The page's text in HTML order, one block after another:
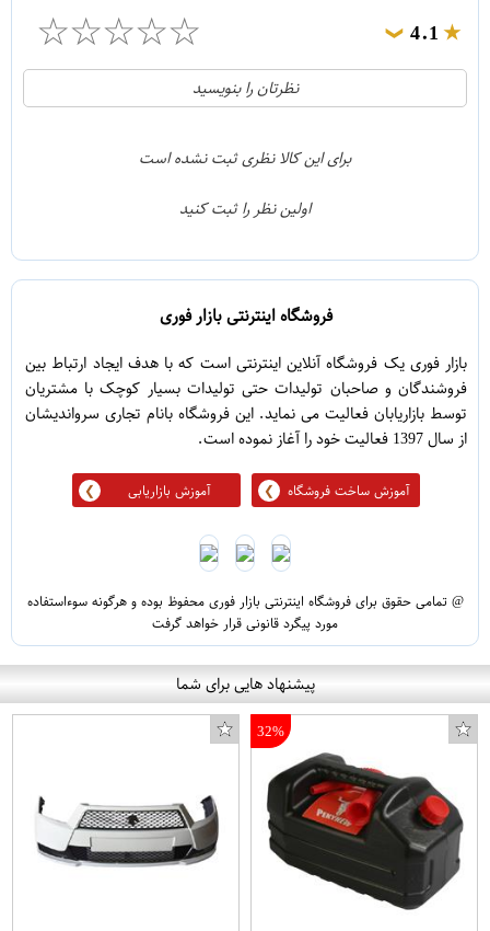
4.1
❯
☆
☆
☆
☆
☆
21
1
نظرتان را بنویسید
برای این کالا نظری ثبت نشده است
اولین نظر را ثبت کنید
فروشگاه اینترنتی بازار فوری
بازار فوری یک فروشگاه آنلاین اینترنتی است که با هدف ایجاد ارتباط بین
فروشندگان و صاحبان تولیدات حتی تولیدات بسیار کوچک با مشتریان
توسط بازاریابان فعالیت می نماید. این فروشگاه بانام تجاری سرواندیشان
از سال 1397 فعالیت خود را آغاز نموده است.
آموزش ساخت فروشگاه آموزش بازاریابی
@ تمامی حقوق برای فروشگاه اینترنتی بازار فوری محفوظ بوده و هرگونه سوءاستفاده
مورد پیگرد قانونی قرار خواهد گرفت
پیشنهاد هایی برای شما
32%